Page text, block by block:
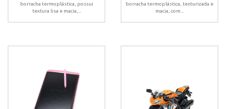
borracha termoplástica, possui
textura lisa e macia,...
borracha termoplástica, texturizada e
macia, com...